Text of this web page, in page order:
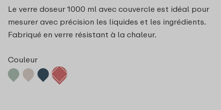
Le verre doseur 1000 ml avec couvercle est idéal pour
mesurer avec précision les liquides et les ingrédients.
Fabriqué en verre résistant à la chaleur.
Couleur